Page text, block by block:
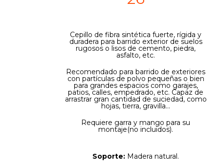
Cepillo de fibra sintética fuerte, rígida y
duradera para barrido exterior de suelos
rugosos o lisos de cemento, piedra,
asfalto, etc.
Recomendado para barrido de exteriores
con partículas de polvo pequeñas o bien
para grandes espacios como garajes,
patios, calles, empedrado, etc. Capaz de
arrastrar gran cantidad de suciedad, como
hojas, tierra, gravilla…
Requiere garra y mango para su
montaje(no incluidos).
Soporte: Madera natural.